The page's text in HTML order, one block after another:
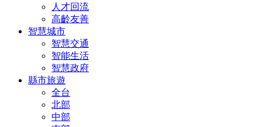
人才回流
高齡友善
智慧城市
智慧交通
智能生活
智慧政府
縣市旅遊
全台
北部
中部